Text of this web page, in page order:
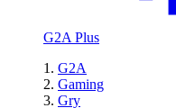
G2A Plus
G2A
Gaming
Gry